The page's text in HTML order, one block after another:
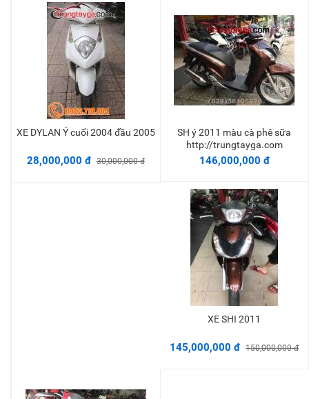
Thêm vào giỏ
XE DYLAN Ý cuối 2004 đầu 2005
28,000,000 đ 30,000,000 đ
Thêm vào giỏ
SH ý 2011 màu cà phê sữa
http://trungtayga.com
146,000,000 đ
Thêm vào giỏ
XE SHI 2011
145,000,000 đ 150,000,000 đ